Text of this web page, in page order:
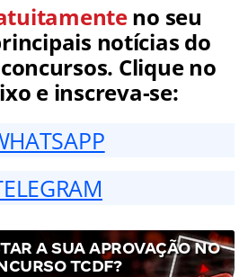
no seu
notícias do
Clique no
e inscreva-se:
A SUA APROVAÇÃO NO
TCDF?